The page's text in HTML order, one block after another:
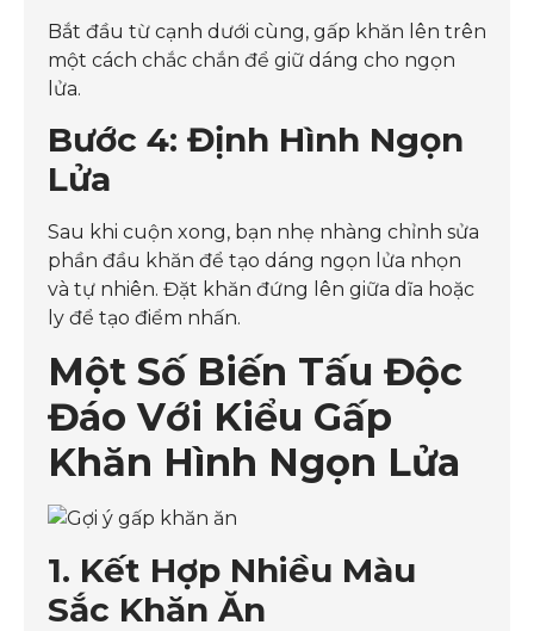
Bắt đầu từ cạnh dưới cùng, gấp khăn lên trên
một cách chắc chắn để giữ dáng cho ngọn
lửa.
Bước 4: Định Hình Ngọn
Lửa
Sau khi cuộn xong, bạn nhẹ nhàng chỉnh sửa
phần đầu khăn để tạo dáng ngọn lửa nhọn
và tự nhiên. Đặt khăn đứng lên giữa dĩa hoặc
ly để tạo điểm nhấn.
Một Số Biến Tấu Độc
Đáo Với Kiểu Gấp
Khăn Hình Ngọn Lửa
1. Kết Hợp Nhiều Màu
Sắc Khăn Ăn